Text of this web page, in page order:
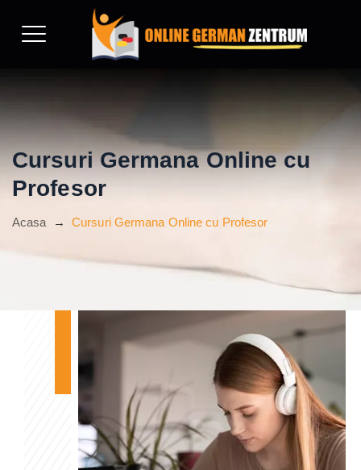
Cursuri Germana Online cu
Profesor
Acasa → Cursuri Germana Online cu Profesor